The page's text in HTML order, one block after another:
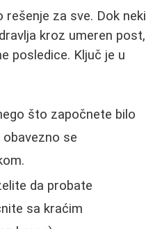
rešenje za sve. Dok neki
kroz umeren post,
posledice. Ključ je u
što započnete bilo
se
da probate
sa kraćim